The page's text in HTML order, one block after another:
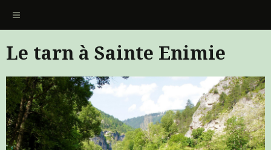
Le tarn à Sainte Enimie